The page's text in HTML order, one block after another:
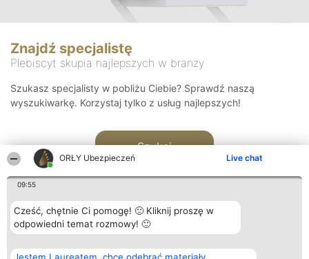
ORŁY Ubezpieczeń Live chat
09:55
Cześć, chętnie Ci pomogę! 🙂 Kliknij proszę w
odpowiedni temat rozmowy! 🙂
Znajdź specjalistę
Plebiscyt skupia najlepszych w branży
Szukasz specjalisty w pobliżu Ciebie? Sprawdź naszą
wyszukiwarkę. Korzystaj tylko z usług najlepszych!
Szukaj
Organizator plebiscytu Plebiscyt Kontakt